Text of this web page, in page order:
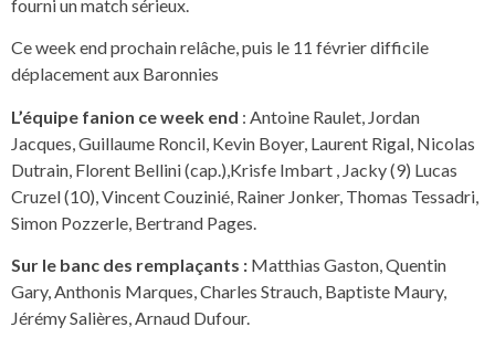
fourni un match sérieux.
Ce week end prochain relâche, puis le 11 février difficile
déplacement aux Baronnies
L’équipe fanion ce week end : Antoine Raulet, Jordan
Jacques, Guillaume Roncil, Kevin Boyer, Laurent Rigal, Nicolas
Dutrain, Florent Bellini (cap.),Krisfe Imbart , Jacky (9) Lucas
Cruzel (10), Vincent Couzinié, Rainer Jonker, Thomas Tessadri,
Simon Pozzerle, Bertrand Pages.
Sur le banc des remplaçants : Matthias Gaston, Quentin
Gary, Anthonis Marques, Charles Strauch, Baptiste Maury,
Jérémy Salières, Arnaud Dufour.